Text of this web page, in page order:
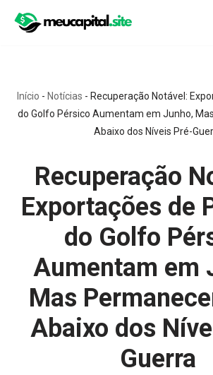
conteúdo
Início - Notícias - Recuperação Notável:
do Golfo Pérsico Aumentam em Junho,
Abaixo dos Níveis Pré-
Recuperação
Exportações de
do Golfo
Aumentam em
Mas
Abaixo dos
Guerra